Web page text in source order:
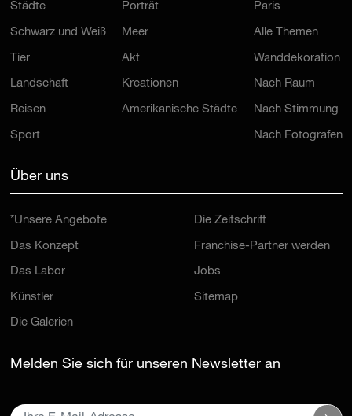
Städte
Schwarz und Weiß
Tier
Landschaft
Reisen
Sport
Porträt
Meer
Akt
Kreationen
Amerikanische Städte
Paris
Alle Themen
Wanddekoration
Nach Raum
Nach Stimmung
Nach Fotografen
Über uns
*Unsere Angebote
Das Konzept
Das Labor
Künstler
Die Galerien
Die Zeitschrift
Franchise-Partner werden
Jobs
Sitemap
Melden Sie sich für unseren Newsletter an